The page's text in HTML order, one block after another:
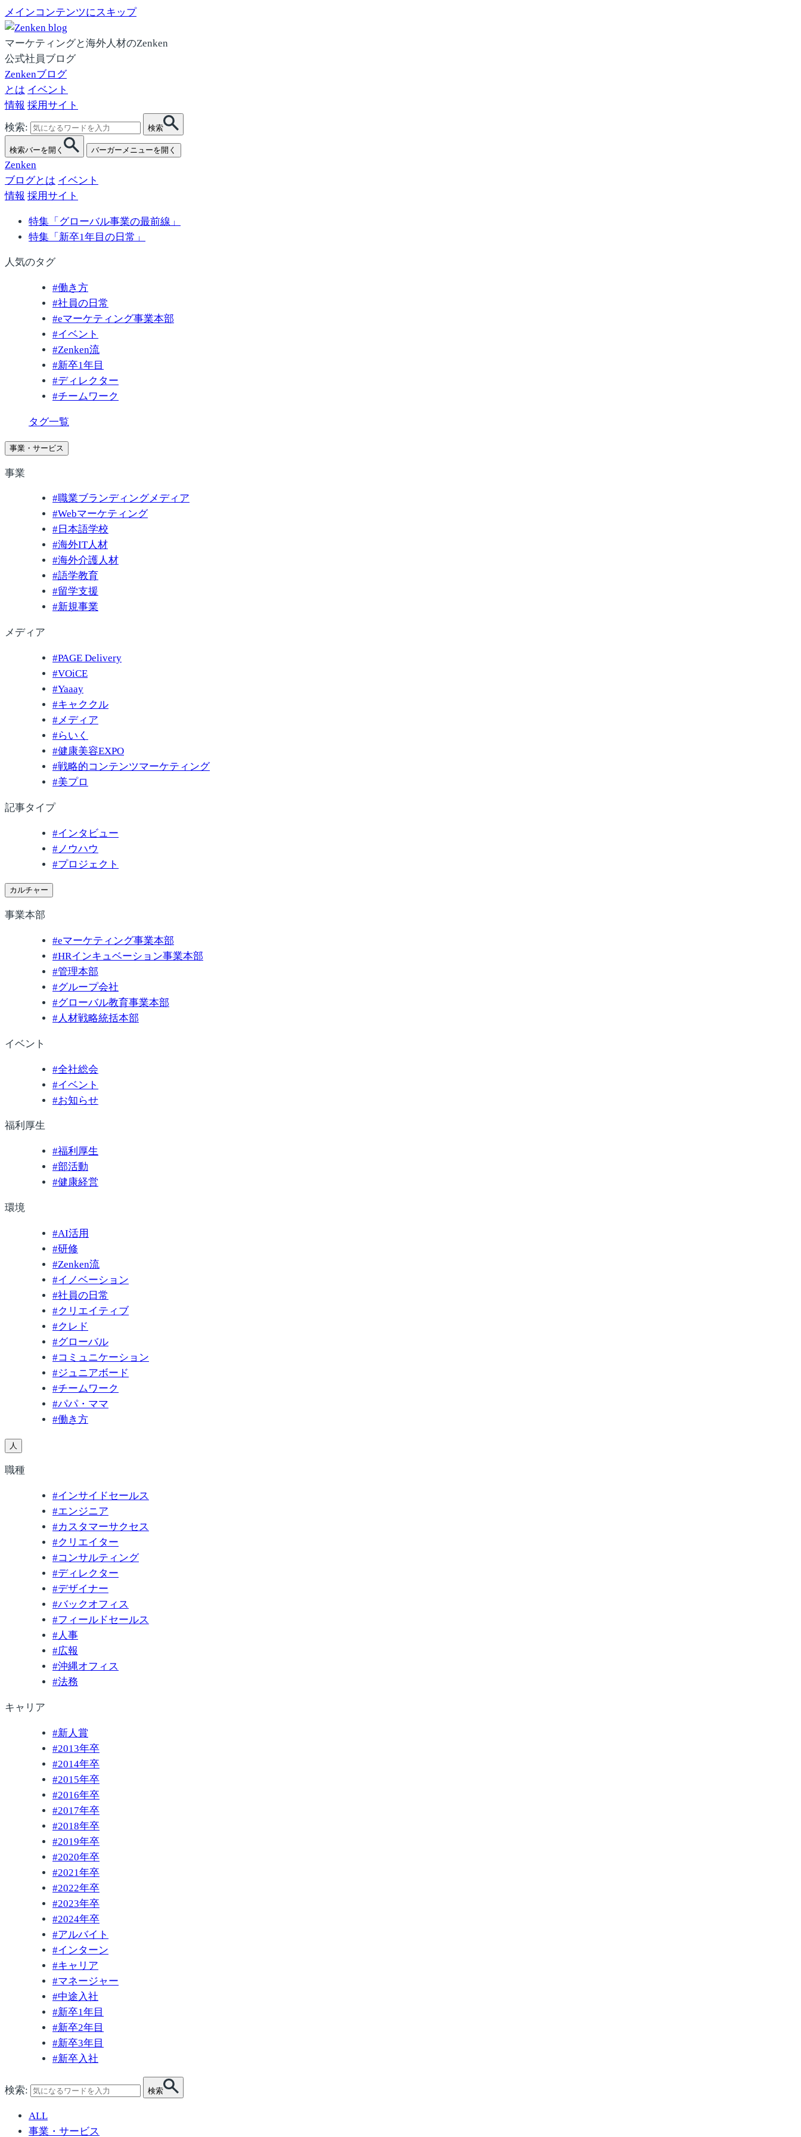
メインコンテンツにスキップ
マーケティングと海外人材のZenken
公式社員ブログ
Zenkenブログ
とは イベント
情報 採用サイト
検索:
検索
検索バーを開く バーガーメニューを開く
Zenken
ブログとは イベント
情報 採用サイト
特集「グローバル事業の最前線」
特集「新卒1年目の日常」
人気のタグ
#働き方
#社員の日常
#eマーケティング事業本部
#イベント
#Zenken流
#新卒1年目
#ディレクター
#チームワーク
タグ一覧
事業・サービス
事業
#職業ブランディングメディア
#Webマーケティング
# 日本語学校
#海外IT人材
#海外介護人材
#語学教育
#留学支援
#新規事業
メディア
#PAGE Delivery
#VOiCE
#Yaaay
#キャククル
#メディア
#らいく
#健康美容EXPO
#戦略的コンテンツマーケティング
#美プロ
記事タイプ
#インタビュー
# ノウハウ
#プロジェクト
カルチャー
事業本部
#eマーケティング事業本部
#HRインキュベーション事業本部
#管理本部
#グループ会社
#グローバル教育事業本部
#人材戦略統括本部
イベント
#全社総会
#イベント
#お知らせ
福利厚生
#福利厚生
#部活動
#健康経営
環境
#AI活用
#研修
#Zenken流
#イノベーション
#社員の日常
#クリエイティブ
#クレド
#グローバル
#コミュニケーション
#ジュニアボード
#チームワーク
#パパ・ママ
#働き方
人
職種
#インサイドセールス
#エンジニア
#カスタマーサクセス
#クリエイター
#コンサルティング
#ディレクター
#デザイナー
#バックオフィス
#フィールドセールス
#人事
#広報
#沖縄オフィス
#法務
キャリア
#新人賞
#2013年卒
#2014年卒
#2015年卒
#2016年卒
#2017年卒
#2018年卒
#2019年卒
#2020年卒
#2021年卒
#2022年卒
#2023年卒
#2024年卒
#アルバイト
#インターン
#キャリア
#マネージャー
#中途入社
#新卒1年目
#新卒2年目
#新卒3年目
#新卒入社
検索: 検索
ALL
事業・サービス